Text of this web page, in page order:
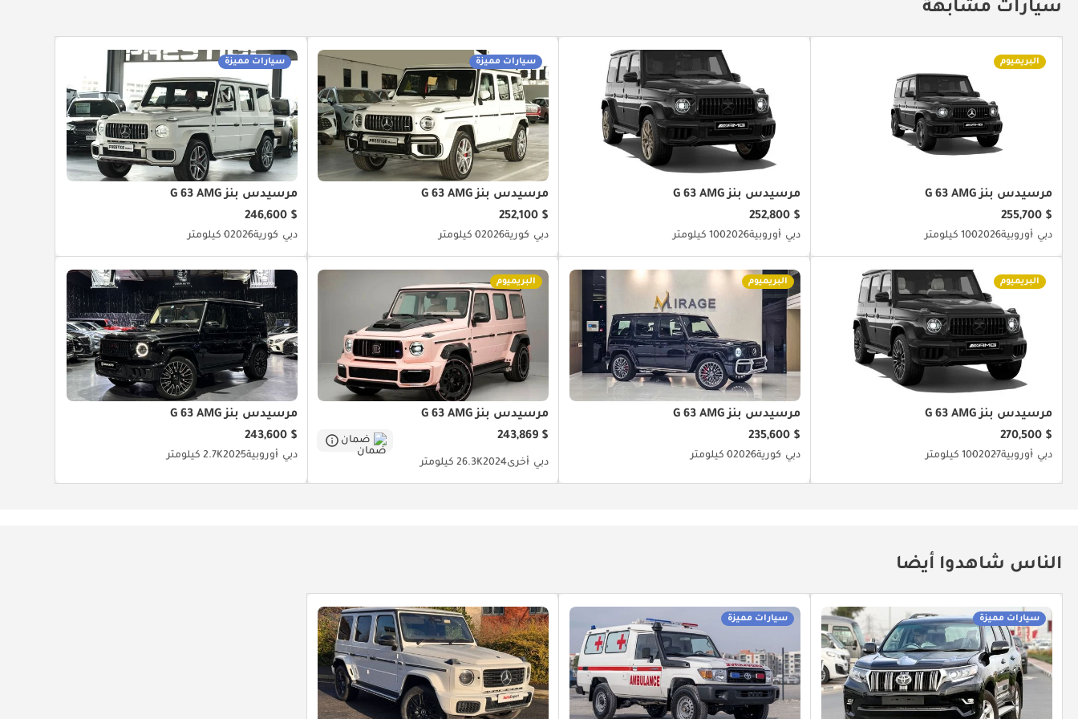
سيارات مشابهة
البريميوم
مرسيدس بنز G 63 AMG
$ 255,700
دبي أوروبية2026100 كيلومتر
مرسيدس بنز G 63 AMG
$ 252,800
دبي أوروبية2026100 كيلومتر
سيارات مميزة
مرسيدس بنز G 63 AMG
$ 252,100
دبي كورية20260 كيلومتر
سيارات مميزة
مرسيدس بنز G 63 AMG
$ 246,600
دبي كورية20260 كيلومتر
البريميوم
مرسيدس بنز G 63 AMG
$ 270,500
دبي أوروبية2027100 كيلومتر
البريميوم
مرسيدس بنز G 63 AMG
$ 235,600
دبي كورية20260 كيلومتر
البريميوم
مرسيدس بنز G 63 AMG
$ 243,869
ضمان
دبي أخرى202426.3K كيلومتر
مرسيدس بنز G 63 AMG
$ 243,600
دبي أوروبية20252.7K كيلومتر
الناس شاهدوا أيضا
سيارات مميزة سيارات مميزة